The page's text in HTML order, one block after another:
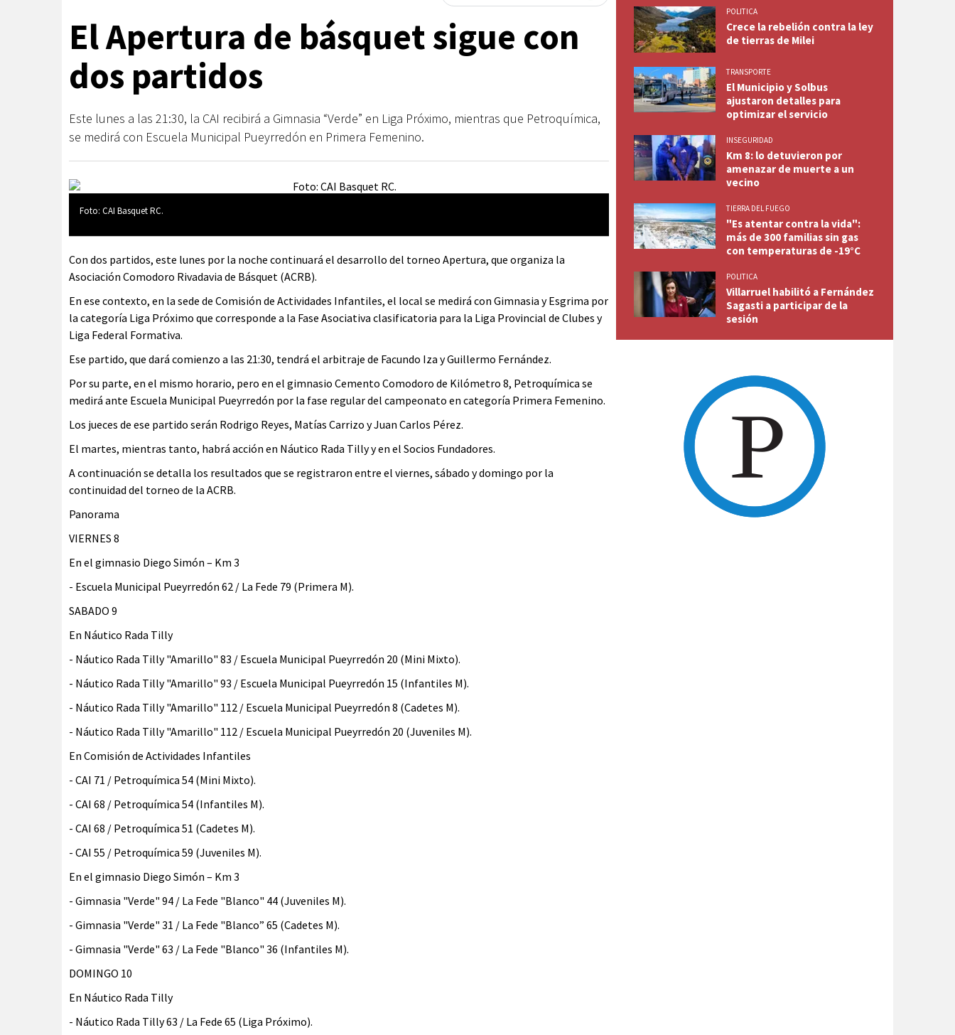
El Apertura de básquet sigue con
dos partidos
Este lunes a las 21:30, la CAI recibirá a Gimnasia “Verde” en Liga Próximo, mientras que Petroquímica,
se medirá con Escuela Municipal Pueyrredón en Primera Femenino.
Foto: CAI Basquet RC.
Con dos partidos, este lunes por la noche continuará el desarrollo del torneo Apertura, que organiza la
Asociación Comodoro Rivadavia de Básquet (ACRB).
En ese contexto, en la sede de Comisión de Actividades Infantiles, el local se medirá con Gimnasia y Esgrima por
la categoría Liga Próximo que corresponde a la Fase Asociativa clasificatoria para la Liga Provincial de Clubes y
Liga Federal Formativa.
Ese partido, que dará comienzo a las 21:30, tendrá el arbitraje de Facundo Iza y Guillermo Fernández.
Por su parte, en el mismo horario, pero en el gimnasio Cemento Comodoro de Kilómetro 8, Petroquímica se
medirá ante Escuela Municipal Pueyrredón por la fase regular del campeonato en categoría Primera Femenino.
Los jueces de ese partido serán Rodrigo Reyes, Matías Carrizo y Juan Carlos Pérez.
El martes, mientras tanto, habrá acción en Náutico Rada Tilly y en el Socios Fundadores.
A continuación se detalla los resultados que se registraron entre el viernes, sábado y domingo por la
continuidad del torneo de la ACRB.
Panorama
VIERNES 8
En el gimnasio Diego Simón – Km 3
- Escuela Municipal Pueyrredón 62 / La Fede 79 (Primera M).
SABADO 9
En Náutico Rada Tilly
- Náutico Rada Tilly "Amarillo" 83 / Escuela Municipal Pueyrredón 20 (Mini Mixto).
- Náutico Rada Tilly "Amarillo" 93 / Escuela Municipal Pueyrredón 15 (Infantiles M).
- Náutico Rada Tilly "Amarillo" 112 / Escuela Municipal Pueyrredón 8 (Cadetes M).
- Náutico Rada Tilly "Amarillo" 112 / Escuela Municipal Pueyrredón 20 (Juveniles M).
En Comisión de Actividades Infantiles
- CAI 71 / Petroquímica 54 (Mini Mixto).
- CAI 68 / Petroquímica 54 (Infantiles M).
- CAI 68 / Petroquímica 51 (Cadetes M).
- CAI 55 / Petroquímica 59 (Juveniles M).
En el gimnasio Diego Simón – Km 3
- Gimnasia "Verde" 94 / La Fede "Blanco" 44 (Juveniles M).
- Gimnasia "Verde" 31 / La Fede "Blanco” 65 (Cadetes M).
- Gimnasia "Verde" 63 / La Fede "Blanco" 36 (Infantiles M).
DOMINGO 10
En Náutico Rada Tilly
- Náutico Rada Tilly 63 / La Fede 65 (Liga Próximo).
POLITICA
Crece la rebelión contra la ley
de tierras de Milei
TRANSPORTE
El Municipio y Solbus
ajustaron detalles para
optimizar el servicio
INSEGURIDAD
Km 8: lo detuvieron por
amenazar de muerte a un
vecino
TIERRA DEL FUEGO
"Es atentar contra la vida":
más de 300 familias sin gas
con temperaturas de -19°C
POLITICA
Villarruel habilitó a Fernández
Sagasti a participar de la
sesión